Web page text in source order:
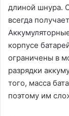
длиной шнура.
всегда
корпусе
ограничены в
разрядки
того, масса
поэтому им